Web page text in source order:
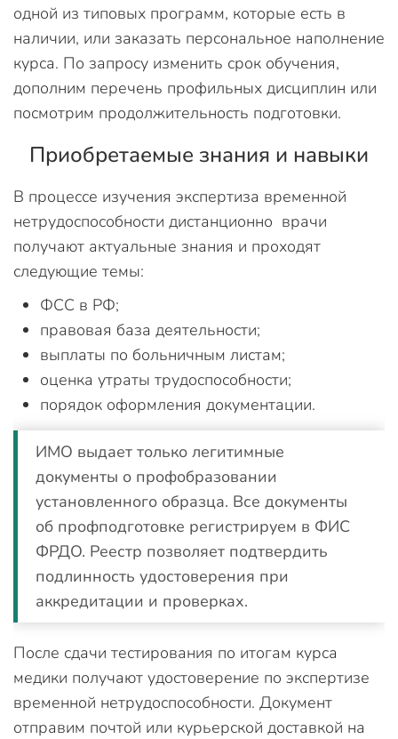
одной из типовых программ, которые есть в
наличии, или заказать персональное наполнение
курса. По запросу изменить срок обучения,
дополним перечень профильных дисциплин или
посмотрим продолжительность подготовки.
Приобретаемые знания и навыки
В процессе изучения экспертиза временной
нетрудоспособности дистанционно врачи
получают актуальные знания и проходят
следующие темы:
ФСС в РФ;
правовая база деятельности;
выплаты по больничным листам;
оценка утраты трудоспособности;
порядок оформления документации.
ИМО выдает только легитимные
документы о профобразовании
установленного образца. Все документы
об профподготовке регистрируем в ФИС
ФРДО. Реестр позволяет подтвердить
подлинность удостоверения при
аккредитации и проверках.
После сдачи тестирования по итогам курса
медики получают удостоверение по экспертизе
временной нетрудоспособности. Документ
отправим почтой или курьерской доставкой на